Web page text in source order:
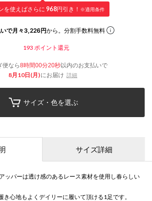
を使えばさらに 968円引き！ ※適用条件
で月々3,226円から。分割手数料無料
193 ポイント還元
便なら8時間00分20秒以内のお支払いで
8月10日(月)にお届け 詳細
サイズ・色を選ぶ
サイズ詳細
ッパーは透け感のあるレース素材を使用し春らしい
心地もよくデイリーに履いて頂ける1足です。